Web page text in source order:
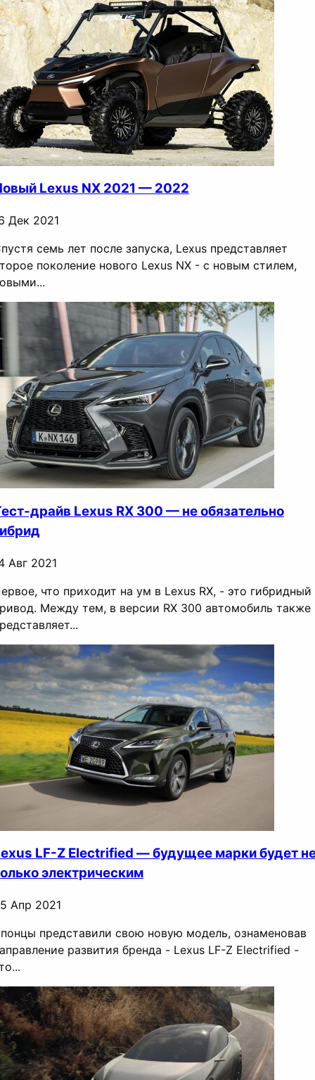
Lexus NX 2021 — 2022
Дек 2021
семь лет после запуска, Lexus представляет
поколение нового Lexus NX - с новым стилем,
драйв Lexus RX 300 — не обязательно
Авг 2021
что приходит на ум в Lexus RX, - это гибридный
Между тем, в версии RX 300 автомобиль также
LF-Z Electrified — будущее марки будет
электрическим
Апр 2021
представили свою новую модель, ознаменовав
развития бренда - Lexus LF-Z Electrified -